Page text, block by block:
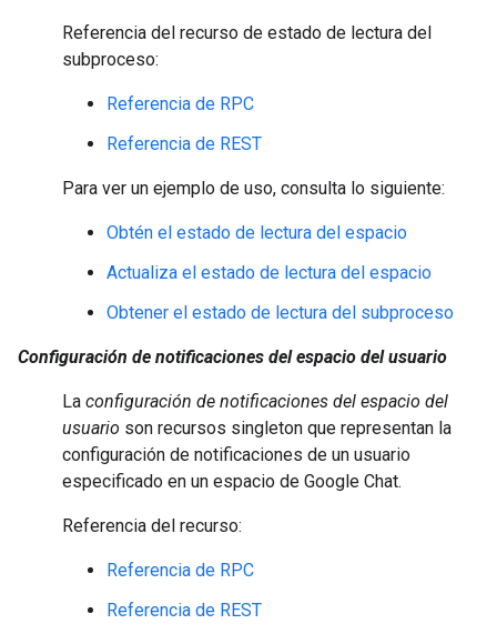
Referencia del recurso de estado de lectura del
subproceso:
Referencia de RPC
Referencia de REST
Para ver un ejemplo de uso, consulta lo siguiente:
Obtén el estado de lectura del espacio
Actualiza el estado de lectura del espacio
Obtener el estado de lectura del subproceso
Configuración de notificaciones del espacio del usuario
La configuración de notificaciones del espacio del
usuario son recursos singleton que representan la
configuración de notificaciones de un usuario
especificado en un espacio de Google Chat.
Referencia del recurso:
Referencia de RPC
Referencia de REST